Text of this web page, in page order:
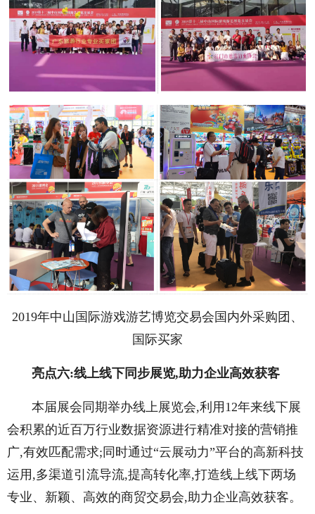
2019年中山国际游戏游艺博览交易会国内外采购团、
国际买家
亮点六:线上线下同步展览,助力企业高效获客
本届展会同期举办线上展览会,利用12年来线下展
会积累的近百万行业数据资源进行精准对接的营销推
广,有效匹配需求;同时通过“云展动力”平台的高新科技
运用,多渠道引流导流,提高转化率,打造线上线下两场
专业、新颖、高效的商贸交易会,助力企业高效获客。